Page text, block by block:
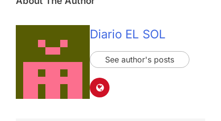
Diario EL SOL
See author's posts